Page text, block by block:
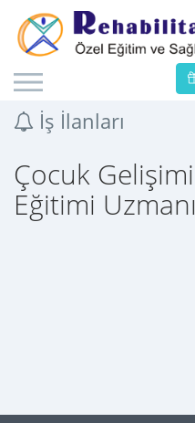
İş İlanları
Çocuk
Eğitimi